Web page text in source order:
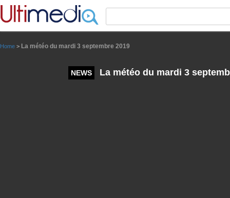
Home > La météo du mardi 3 septembre 2019
NEWS La météo du mardi 3
Panneau de gestion des cookies